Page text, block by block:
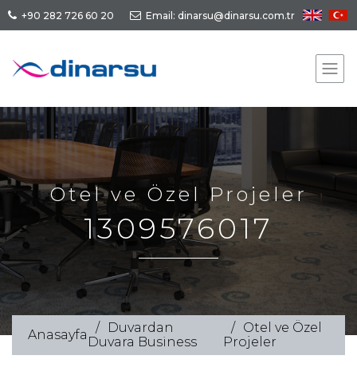
+90 282 726 60 20 Email: dinarsu@dinarsu.com.tr
Otel ve Özel Projeler
1309576017
Anasayfa
Duvardan
Duvara Business
Otel ve Özel
Projeler